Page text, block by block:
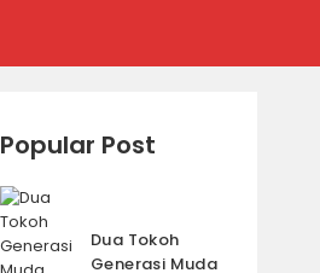
Popular Post
Dua Tokoh
Generasi Muda